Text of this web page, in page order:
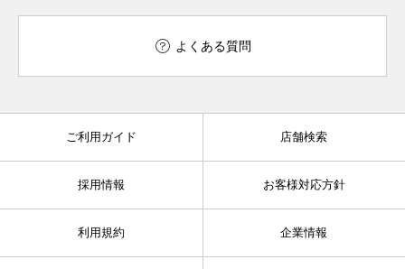
よくある質問
ご利用ガイド 店舗検索
採用情報 お客様対応方針
利用規約 企業情報